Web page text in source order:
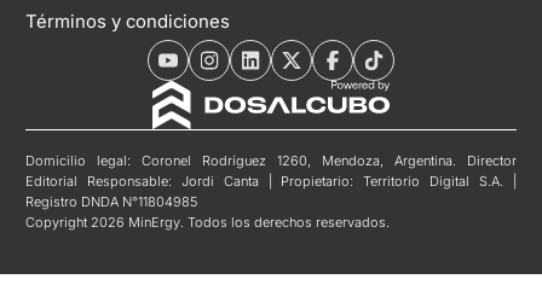
Términos y condiciones
Domicilio legal: Coronel Rodríguez 1260, Mendoza, Argentina. Director
Editorial Responsable: Jordi Canta | Propietario: Territorio Digital S.A. |
Registro DNDA N°11804985
Copyright 2026 MinErgy. Todos los derechos reservados.